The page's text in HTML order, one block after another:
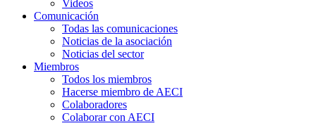
Videos
Comunicación
Todas las comunicaciones
Noticias de la asociación
Noticias del sector
Miembros
Todos los miembros
Hacerse miembro de AECI
Colaboradores
Colaborar con AECI